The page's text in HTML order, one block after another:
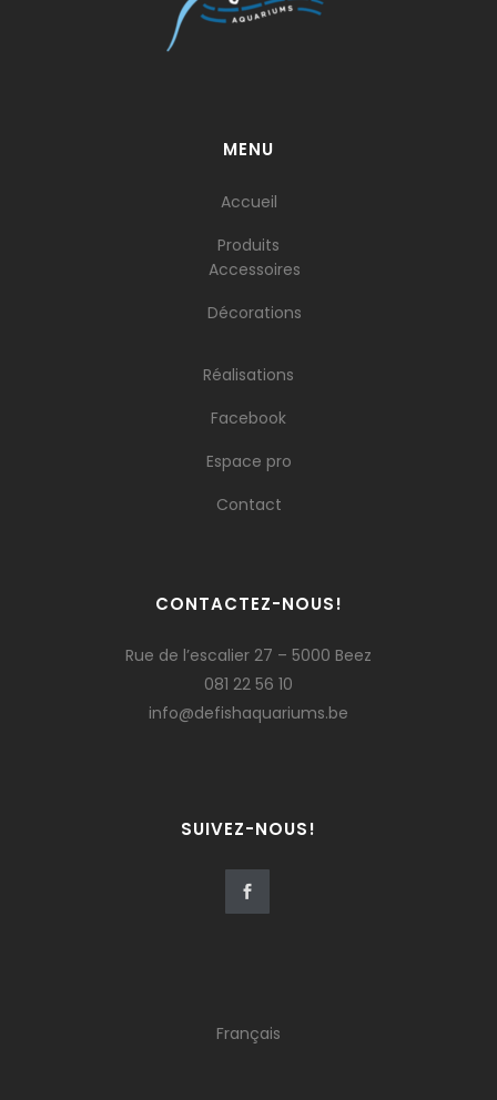
MENU
Accueil
Produits
Accessoires
Décorations
Réalisations
Facebook
Espace pro
Contact
CONTACTEZ-NOUS!
Rue de l’escalier 27 – 5000 Beez
081 22 56 10
info@defishaquariums.be
SUIVEZ-NOUS!
Français